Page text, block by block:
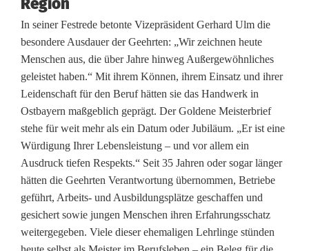
a
m
m
e
r
v
e
r
l
Region
In seiner Festrede betonte Vizepräsident Gerhard Ulm die
besondere Ausdauer der Geehrten: „Wir zeichnen heute
Menschen aus, die über Jahre hinweg Außergewöhnliches
geleistet haben.“ Mit ihrem Können, ihrem Einsatz und ihrer
Leidenschaft für den Beruf hätten sie das Handwerk in
Ostbayern maßgeblich geprägt. Der Goldene Meisterbrief
stehe für weit mehr als ein Datum oder Jubiläum. „Er ist eine
Würdigung Ihrer Lebensleistung – und vor allem ein
Ausdruck tiefen Respekts.“ Seit 35 Jahren oder sogar länger
hätten die Geehrten Verantwortung übernommen, Betriebe
geführt, Arbeits- und Ausbildungsplätze geschaffen und
gesichert sowie jungen Menschen ihren Erfahrungsschatz
weitergegeben. Viele dieser ehemaligen Lehrlinge stünden